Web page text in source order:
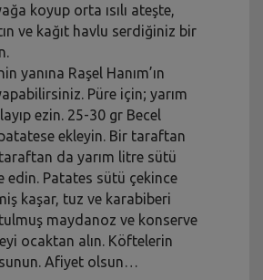
koyup orta ısılı ateşte,
ve kağıt havlu serdiğiniz bir
yanına Raşel Hanım’ın
Püre için; yarım
ezin. 25-30 gr Becel
ekleyin. Bir taraftan
taraftan da yarım litre sütü
edin. Patates sütü çekince
kaşar, tuz ve karabiberi
maydanoz ve konserve
ocaktan alın. Köftelerin
Afiyet olsun…